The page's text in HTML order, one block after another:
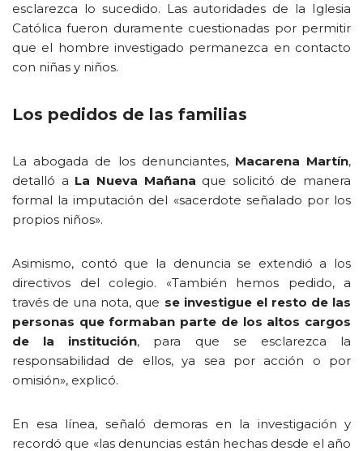
esclarezca lo sucedido. Las autoridades de la Iglesia
Católica fueron duramente cuestionadas por permitir
que el hombre investigado permanezca en contacto
con niñas y niños.
Los pedidos de las familias
La abogada de los denunciantes, Macarena Martín,
detalló a La Nueva Mañana que solicitó de manera
formal la imputación del «sacerdote señalado por los
propios niños».
Asimismo, contó que la denuncia se extendió a los
directivos del colegio. «También hemos pedido, a
través de una nota, que se investigue el resto de las
personas que formaban parte de los altos cargos
de la institución, para que se esclarezca la
responsabilidad de ellos, ya sea por acción o por
omisión», explicó.
En esa línea, señaló demoras en la investigación y
recordó que «las denuncias están hechas desde el año